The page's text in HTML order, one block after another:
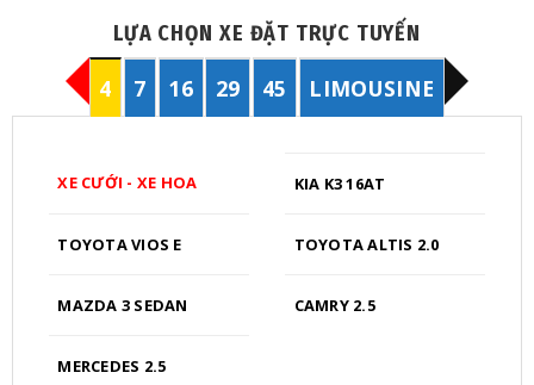
LỰA CHỌN XE ĐẶT TRỰC TUYẾN
4 7 16 29 45 LIMOUSINE
XE CƯỚI - XE HOA KIA K3 16AT
TOYOTA VIOS E TOYOTA ALTIS 2.0
MAZDA 3 SEDAN CAMRY 2.5
MERCEDES 2.5